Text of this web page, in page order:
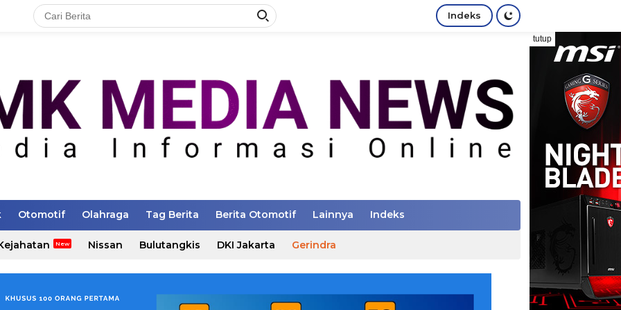
Indeks
tutup
Otomotif Olahraga Tag Berita Berita Otomotif Lainnya Indeks
Nissan Bulutangkis DKI Jakarta Gerindra